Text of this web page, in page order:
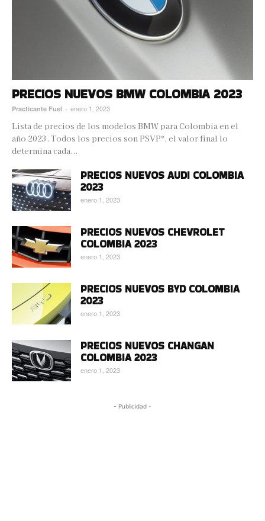
PRECIOS NUEVOS BMW COLOMBIA 2023
Practicante Fuel - enero 1, 2023
Lista de precios de los modelos BMW para Colombia en el
año 2023. Todos los precios son PSVP*, el valor final lo
determina cada...
PRECIOS NUEVOS AUDI COLOMBIA
2023
enero 1, 2023
PRECIOS NUEVOS CHEVROLET
COLOMBIA 2023
enero 1, 2023
PRECIOS NUEVOS BYD COLOMBIA
2023
enero 1, 2023
PRECIOS NUEVOS CHANGAN
COLOMBIA 2023
enero 1, 2023
- Publicidad -